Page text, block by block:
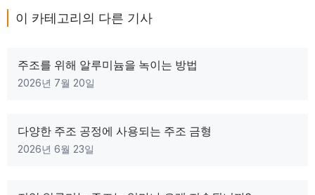
이 카테고리의 다른 기사
주조를 위해 알루미늄을 녹이는 방법
2026년 7월 20일
다양한 주조 공정에 사용되는 주조 금형
2026년 6월 23일